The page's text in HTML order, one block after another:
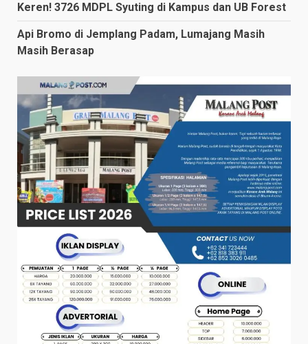
Keren! 3726 MDPL Syuting di Kampus dan UB Forest
Api Bromo di Jemplang Padam, Lumajang Masih
Masih Berasap